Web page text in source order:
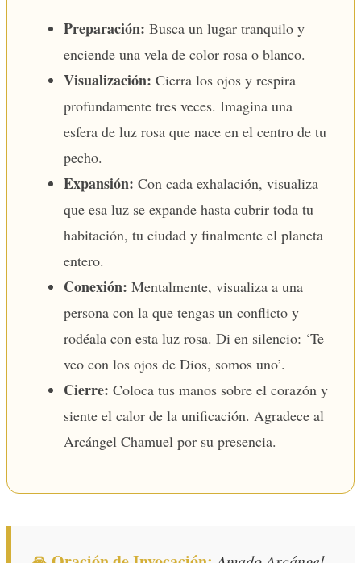
Preparación: Busca un lugar tranquilo y
enciende una vela de color rosa o blanco.
Visualización: Cierra los ojos y respira
profundamente tres veces. Imagina una
esfera de luz rosa que nace en el centro de tu
pecho.
Expansión: Con cada exhalación, visualiza
que esa luz se expande hasta cubrir toda tu
habitación, tu ciudad y finalmente el planeta
entero.
Conexión: Mentalmente, visualiza a una
persona con la que tengas un conflicto y
rodéala con esta luz rosa. Di en silencio: ‘Te
veo con los ojos de Dios, somos uno’.
Cierre: Coloca tus manos sobre el corazón y
siente el calor de la unificación. Agradece al
Arcángel Chamuel por su presencia.